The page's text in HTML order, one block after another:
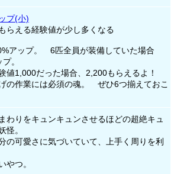
プ(小)
らえる経験値が少し多くなる
アップ。 6匹全員が装備していた場合
。
値1,000だった場合、2,200もらえるよ！
の作業には必須の魂。 ぜひ6つ揃えておこ
わりをキュンキュンさせるほどの超絶キュ
怪。
の可愛さに気づいていて、上手く周りを利
やつ。